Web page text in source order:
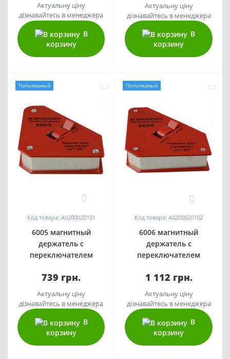
Актуальну ціну
дізнавайтесь в менеджера
В
корзину
Актуальну ціну
дізнавайтесь в менеджера
В
корзину
Популярный
Код товара: A0200020101
6005 магнитный
держатель с
переключателем
739 грн.
Актуальну ціну
дізнавайтесь в менеджера
В
корзину
Популярный
Код товара: A0200020102
6006 магнитный
держатель с
переключателем
1 112 грн.
Актуальну ціну
дізнавайтесь в менеджера
В
корзину